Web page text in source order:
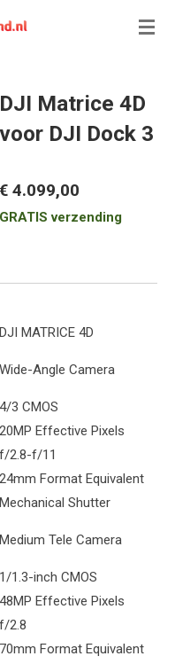
DJI Matrice 4D
voor DJI Dock 3
€ 4.099,00
GRATIS verzending
DJI MATRICE 4D
Wide-Angle Camera
4/3 CMOS
20MP Effective Pixels
f/2.8-f/11
24mm Format Equivalent
Mechanical Shutter
Medium Tele Camera
1/1.3-inch CMOS
48MP Effective Pixels
f/2.8
70mm Format Equivalent